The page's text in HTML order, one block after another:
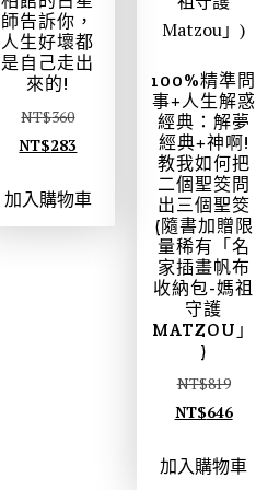
師告訴你，
人生好壞都
是自己走出
來的!
NT$360
NT$283
加入購物車
100%精準問
事+人生解惑
經典：解夢
經典+神啊!
教我如何把
二個聖筊問
出三個聖筊
(隨書加贈限
量稀有「名
家插畫帆布
收納包-媽祖
守護
MATZOU」
)
NT$819
NT$646
加入購物車